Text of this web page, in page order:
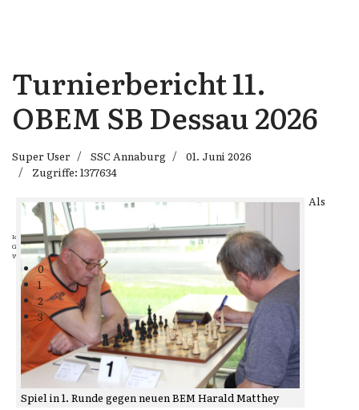
Ich halte jeden, mit dem ich spiele, so lange für einen Meister, bis er mir das
Gegenteil bewiesen hat.
Wassili Panow
0
1
2
3
Turnierbericht 11.
OBEM SB Dessau 2026
Super User SSC Annaburg
01. Juni 2026
Zugriffe: 1377634
Spiel in 1. Runde gegen neuen BEM Harald Matthey
Als